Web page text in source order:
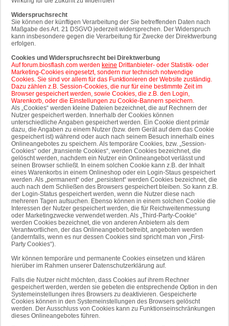
Widerspruchsrecht
Sie können der künftigen Verarbeitung der Sie betreffenden Daten nach
Maßgabe des Art. 21 DSGVO jederzeit widersprechen. Der Widerspruch
kann insbesondere gegen die Verarbeitung für Zwecke der Direktwerbung
erfolgen.
Cookies und Widerspruchsrecht bei Direktwerbung
Auf forum.biosflash.com werden keine Drittanbieter- oder Statistik- oder
Marketing-Cookies eingesetzt, sondern nur technisch notwendige
Cookies. Sie sind vor allem für das Funktionieren der Website zuständig.
Dazu zählen z.B. Session-Cookies, die nur für eine bestimmte Zeit im
Browser gespeichert werden, sowie Cookies, die z.B. den Login,
Warenkorb, oder die Einstellungen zu Cookie-Bannern speichern.
Als „Cookies“ werden kleine Dateien bezeichnet, die auf Rechnern der
Nutzer gespeichert werden. Innerhalb der Cookies können
unterschiedliche Angaben gespeichert werden. Ein Cookie dient primär
dazu, die Angaben zu einem Nutzer (bzw. dem Gerät auf dem das Cookie
gespeichert ist) während oder auch nach seinem Besuch innerhalb eines
Onlineangebotes zu speichern. Als temporäre Cookies, bzw. „Session-
Cookies“ oder „transiente Cookies“, werden Cookies bezeichnet, die
gelöscht werden, nachdem ein Nutzer ein Onlineangebot verlässt und
seinen Browser schließt. In einem solchen Cookie kann z.B. der Inhalt
eines Warenkorbs in einem Onlineshop oder ein Login-Staus gespeichert
werden. Als „permanent“ oder „persistent“ werden Cookies bezeichnet, die
auch nach dem Schließen des Browsers gespeichert bleiben. So kann z.B.
der Login-Status gespeichert werden, wenn die Nutzer diese nach
mehreren Tagen aufsuchen. Ebenso können in einem solchen Cookie die
Interessen der Nutzer gespeichert werden, die für Reichweitenmessung
oder Marketingzwecke verwendet werden. Als „Third-Party-Cookie“
werden Cookies bezeichnet, die von anderen Anbietern als dem
Verantwortlichen, der das Onlineangebot betreibt, angeboten werden
(andernfalls, wenn es nur dessen Cookies sind spricht man von „First-
Party Cookies“).
Wir können temporäre und permanente Cookies einsetzen und klären
hierüber im Rahmen unserer Datenschutzerklärung auf.
Falls die Nutzer nicht möchten, dass Cookies auf ihrem Rechner
gespeichert werden, werden sie gebeten die entsprechende Option in den
Systemeinstellungen ihres Browsers zu deaktivieren. Gespeicherte
Cookies können in den Systemeinstellungen des Browsers gelöscht
werden. Der Ausschluss von Cookies kann zu Funktionseinschränkungen
dieses Onlineangebotes führen.